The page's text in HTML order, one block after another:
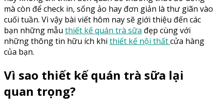
mà còn để check in, sống ảo hay đơn giản là thư giãn vào
cuối tuần. Vì vậy bài viết hôm nay sẽ giới thiệu đến các
bạn những mẫu thiết kế quán trà sữa đẹp cùng với
những thông tin hữu ích khi thiết kế nội thấtcửa hàng
của bạn.
Vì sao thiết kế quán trà sữa lại
quan trọng?